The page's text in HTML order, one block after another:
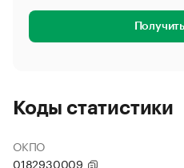
Коды статистики
ОКПО
0182930009